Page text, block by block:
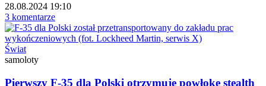
28.08.2024 19:10
3 komentarze
Świat
samoloty
Pierwszy F-35 dla Polski otrzymuje powłokę stealth